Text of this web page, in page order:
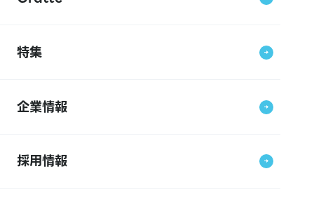
特集
企業情報
採用情報